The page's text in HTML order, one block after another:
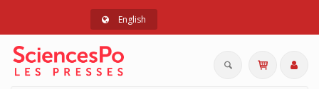
English